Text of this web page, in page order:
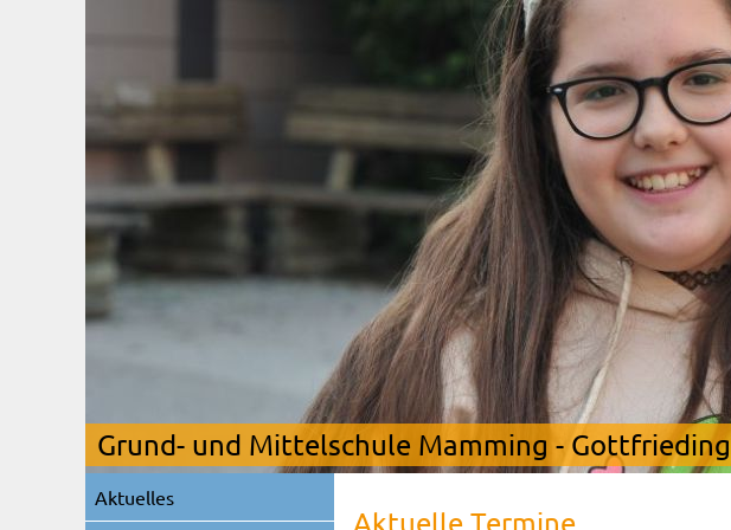
Grund- und Mittelschule Mamming - Gottfrieding
Aktuelle Termine
Navigation
überspringen
Aktuelles